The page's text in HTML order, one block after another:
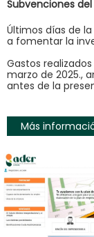
Subvenciones
Últimos días de
a fomentar la
Gastos
marzo de 2025.,
antes de la
Más